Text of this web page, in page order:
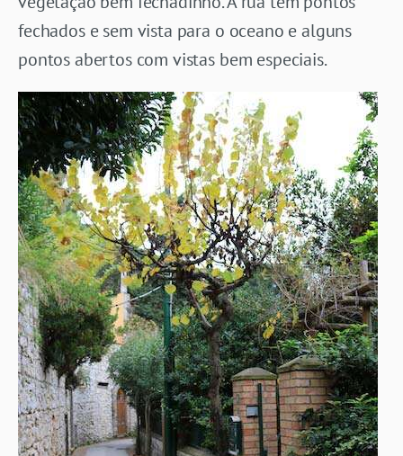
fechados e sem vista para o oceano e alguns
pontos abertos com vistas bem especiais.